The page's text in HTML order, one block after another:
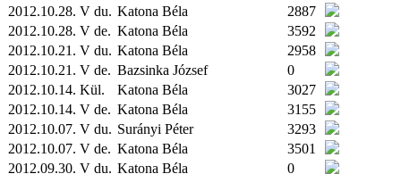
2012.10.28. V du. Katona Béla
2887
2012.10.28. V de. Katona Béla
3592
2012.10.21. V du. Katona Béla
2958
2012.10.21. V de. Bazsinka József
0
2012.10.14. Kül. Katona Béla
3027
2012.10.14. V de. Katona Béla
3155
2012.10.07. V du. Surányi Péter
3293
2012.10.07. V de. Katona Béla
3501
2012.09.30. V du. Katona Béla
0